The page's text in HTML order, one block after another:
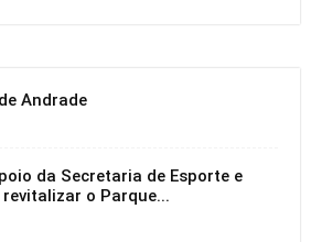
Andrade
da Secretaria de Esporte e
o Parque...